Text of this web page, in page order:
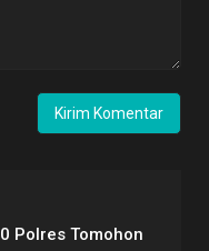
Polres Tomohon